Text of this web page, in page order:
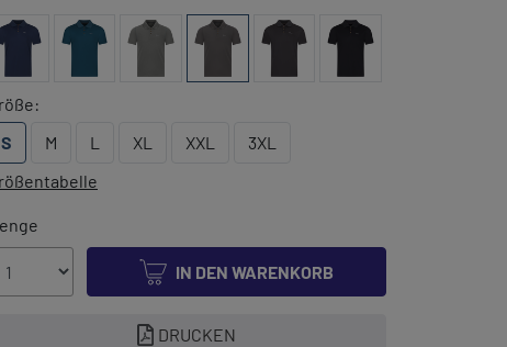
S
M L XL XXL
3XL
IN DEN WARENKORB
DRUCKEN